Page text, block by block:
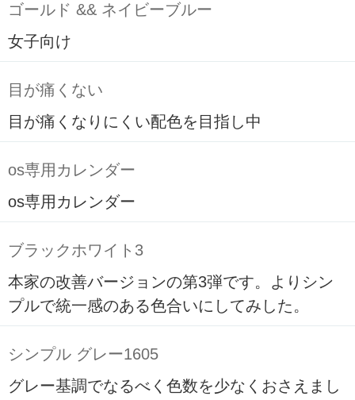
ゴールド && ネイビーブルー
女子向け
目が痛くない
目が痛くなりにくい配色を目指し中
os専用カレンダー
os専用カレンダー
ブラックホワイト3
本家の改善バージョンの第3弾です。よりシン
プルで統一感のある色合いにしてみした。
シンプル グレー1605
グレー基調でなるべく色数を少なくおさえまし